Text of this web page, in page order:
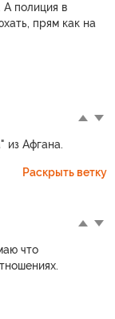
А полиция в
прям как на
из Афгана.
Раскрыть ветку
что